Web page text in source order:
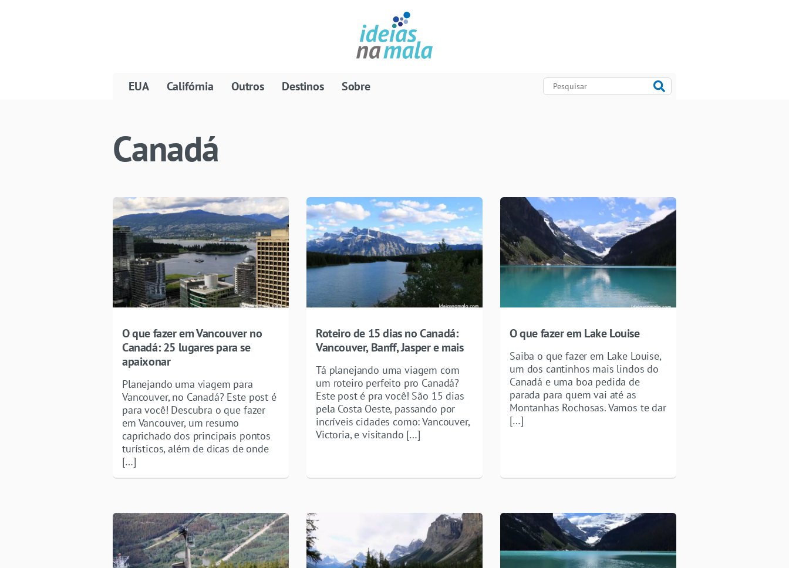
EUA Califórnia Outros Destinos Sobre
Canadá
O que fazer em Vancouver no
Canadá: 25 lugares para se
apaixonar
Planejando uma viagem para
Vancouver, no Canadá? Este post é
para você! Descubra o que fazer
em Vancouver, um resumo
caprichado dos principais pontos
turísticos, além de dicas de onde
[…]
Roteiro de 15 dias no Canadá:
Vancouver, Banff, Jasper e mais
Tá planejando uma viagem com
um roteiro perfeito pro Canadá?
Este post é pra você! São 15 dias
pela Costa Oeste, passando por
incríveis cidades como: Vancouver,
Victoria, e visitando […]
O que fazer em Lake Louise
Saiba o que fazer em Lake Louise,
um dos cantinhos mais lindos do
Canadá e uma boa pedida de
parada para quem vai até as
Montanhas Rochosas. Vamos te dar
[…]